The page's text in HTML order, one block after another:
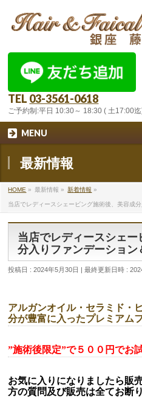
TEL 03-3561-0618
ご予約制:平日 10:30～ 18:30 ( 土17:00
MENU
最新情報
HOME » 最新情報 » 新着情報 »
当店でレディースシェービング施術後、美容成
当店でレディースシェ
分入りファンデーショ
投稿日 : 2024年5月30日 最終更新日時 :
アルガンオイル・セラミド・
分が豊富に入ったプレミアム
”施術後限定”で５００円でお
お気に入りになりましたら販
方の質問及び販売は全てお断